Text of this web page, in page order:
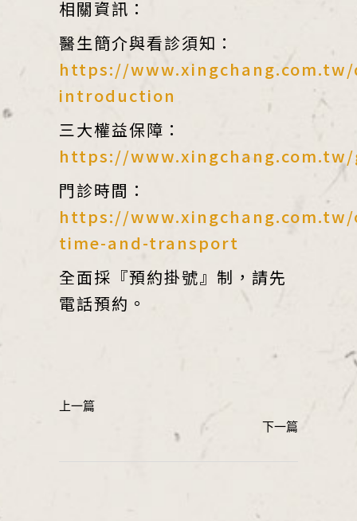
相關資訊：
醫生簡介與看診須知：
https://
introduction
三大權益保障：
https://
門診時間：
https://
time-and-transport
全面採『預約掛號』制，請先
電話預約。